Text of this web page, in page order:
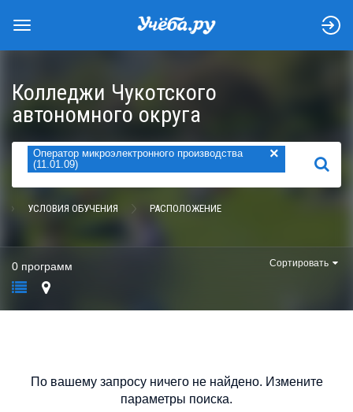
Колледжи Чукотского
автономного округа
Оператор микроэлектронного производства
(11.01.09)
×
НАЙТИ
УСЛОВИЯ ОБУЧЕНИЯ РАСПОЛОЖЕНИЕ
0 программ Сортировать
По вашему запросу ничего не найдено. Измените
параметры поиска.